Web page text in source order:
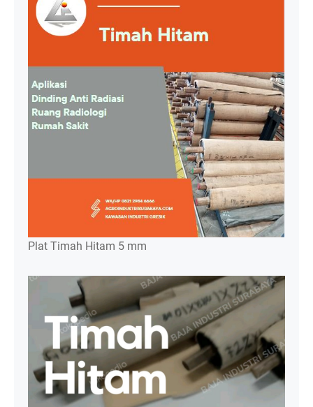
Plat Timah Hitam 5 mm